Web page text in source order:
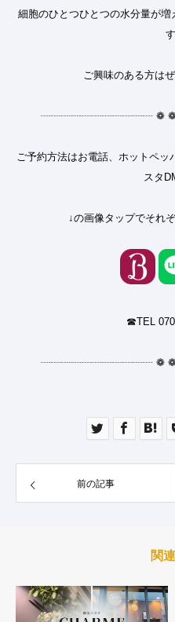
細胞のひとつひとつの水分量が
ご興味のある方は
┈┈┈┈┈┈┈┈┈┈┈ ❁
ご予約方法はお電話、ホットペ
スタ
↓の画像タップでそれ
☎︎TEL
┈┈┈┈┈┈┈┈┈┈┈ ❁
前の記事
関